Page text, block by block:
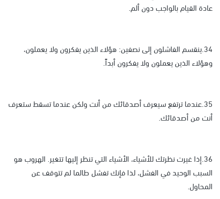
عادة القيام بالواجب دون ألم.
34.ينقسم الفاشلون إلى نصفين: هؤلاء الذين يفكرون ولا يعملون،
وهؤلاء الذين يعملون ولا يفكرون أبداً.
35.عندما ترتفع سيعرف أصدقائك من أنت ولكن عندما تسقط ستعرف
أنت من أصدقائك.
36.إذا غيرت نظرتك للأشياء، الأشياء التي تنظر إليها تتغير. الهروب هو
السبب الوحيد في الفشل، لذا فإنك تفشل طالما لم تتوقف عن
المحاول.